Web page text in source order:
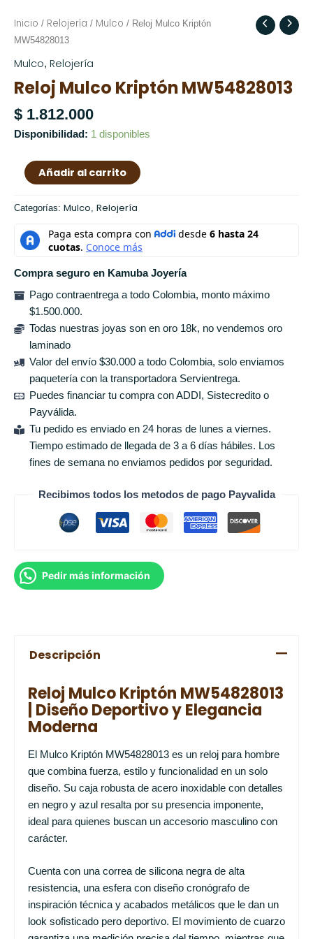
Inicio / Relojería / Mulco / Reloj Mulco Kriptón
MW54828013
Mulco, Relojería
Reloj Mulco Kriptón MW54828013
$ 1.812.000
Disponibilidad: 1 disponibles
Reloj
Mulco
Kriptón
MW54828013
cantidad
Añadir al carrito
Categorías: Mulco, Relojería
Compra seguro en Kamuba Joyería
Pago contraentrega a todo Colombia, monto máximo
$1.500.000.
Todas nuestras joyas son en oro 18k, no vendemos oro
laminado
Valor del envío $30.000 a todo Colombia, solo enviamos
paquetería con la transportadora Servientrega.
Puedes financiar tu compra con ADDI, Sistecredito o
Payválida.
Tu pedido es enviado en 24 horas de lunes a viernes.
Tiempo estimado de llegada de 3 a 6 días hábiles. Los
fines de semana no enviamos pedidos por seguridad.
Recibimos todos los metodos de pago Payvalida
Pedir más información
Descripción
Reloj Mulco Kriptón MW54828013
| Diseño Deportivo y Elegancia
Moderna
El Mulco Kriptón MW54828013 es un reloj para hombre
que combina fuerza, estilo y funcionalidad en un solo
diseño. Su caja robusta de acero inoxidable con detalles
en negro y azul resalta por su presencia imponente,
ideal para quienes buscan un accesorio masculino con
carácter.
Cuenta con una correa de silicona negra de alta
resistencia, una esfera con diseño cronógrafo de
inspiración técnica y acabados metálicos que le dan un
look sofisticado pero deportivo. El movimiento de cuarzo